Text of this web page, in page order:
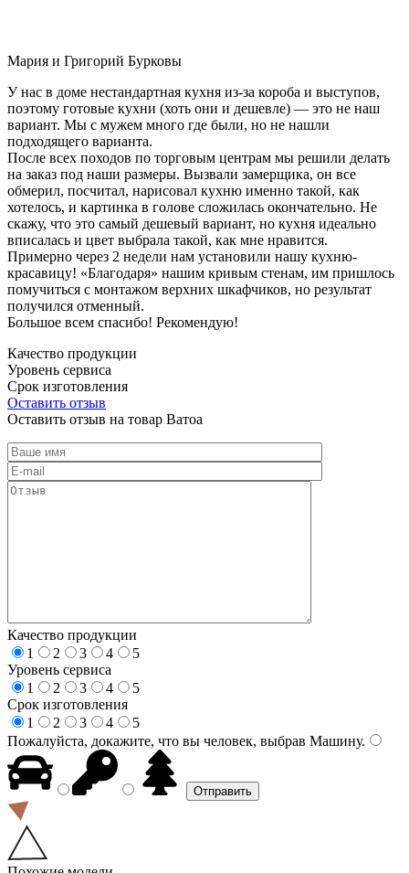
Мария и Григорий Бурковы
У нас в доме нестандартная кухня из-за короба и выступов,
поэтому готовые кухни (хоть они и дешевле) — это не наш
вариант. Мы с мужем много где были, но не нашли
подходящего варианта.
После всех походов по торговым центрам мы решили делать
на заказ под наши размеры. Вызвали замерщика, он все
обмерил, посчитал, нарисовал кухню именно такой, как
хотелось, и картинка в голове сложилась окончательно. Не
скажу, что это самый дешевый вариант, но кухня идеально
вписалась и цвет выбрала такой, как мне нравится.
Примерно через 2 недели нам установили нашу кухню-
красавицу! «Благодаря» нашим кривым стенам, им пришлось
помучиться с монтажом верхних шкафчиков, но результат
получился отменный.
Большое всем спасибо! Рекомендую!
Качество продукции
Уровень сервиса
Срок изготовления
Оставить отзыв
Оставить отзыв на товар Ватоа
Качество продукции
1
2 3 4
5
Уровень сервиса
1
2 3 4
5
Срок изготовления
1
2 3 4
5
Пожалуйста, докажите, что вы человек, выбрав Машину.